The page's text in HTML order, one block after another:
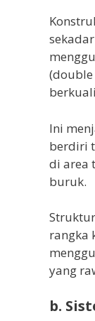
Ini
berdiri
di area
buruk.
rangka
yang
b.